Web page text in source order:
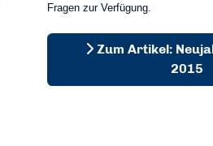
Fragen zur Verfügung.
Zum Artikel:
2015